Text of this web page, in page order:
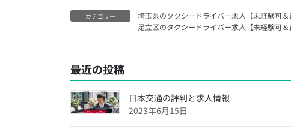
埼玉県のタクシードライバー求人【未経
福岡県のタクシードライバー求人【未経
愛媛県のタクシードライバー求人【未経験
広島県のタクシードライバー求人【未経験
カテゴリー 埼玉県のタクシードライバー求人【未経験可＆
足立区のタクシードライバー求人【未経験可＆
最近の投稿
日本交通の評判と求人情報
2023年6月15日